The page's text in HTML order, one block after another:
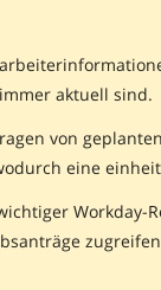
aktuell sind.
von
eine
Workday-